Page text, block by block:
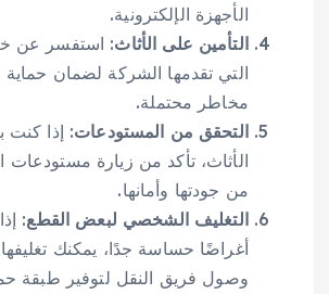
الأجهزة الإلكترونية.
التأمين على الأثاث: استفسر عن
التي تقدمها الشركة لضمان
مخاطر محتملة.
التحقق من المستودعات: إذا كنت
الأثاث، تأكد من زيارة مستودعات
من جودتها وأمانها.
التغليف الشخصي لبعض القطع:
أغراضًا حساسة جدًا، يمكنك
وصول فريق النقل لتوفير طبقة